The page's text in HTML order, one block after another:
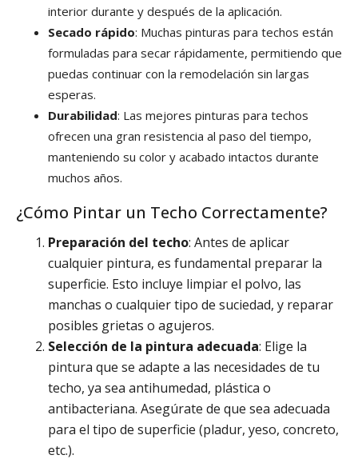
interior durante y después de la aplicación.
Secado rápido: Muchas pinturas para techos están
formuladas para secar rápidamente, permitiendo que
puedas continuar con la remodelación sin largas
esperas.
Durabilidad: Las mejores pinturas para techos
ofrecen una gran resistencia al paso del tiempo,
manteniendo su color y acabado intactos durante
muchos años.
¿Cómo Pintar un Techo Correctamente?
Preparación del techo: Antes de aplicar
cualquier pintura, es fundamental preparar la
superficie. Esto incluye limpiar el polvo, las
manchas o cualquier tipo de suciedad, y reparar
posibles grietas o agujeros.
Selección de la pintura adecuada: Elige la
pintura que se adapte a las necesidades de tu
techo, ya sea antihumedad, plástica o
antibacteriana. Asegúrate de que sea adecuada
para el tipo de superficie (pladur, yeso, concreto,
etc.).